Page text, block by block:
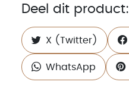
Deel dit product:
X (Twitter)
WhatsApp